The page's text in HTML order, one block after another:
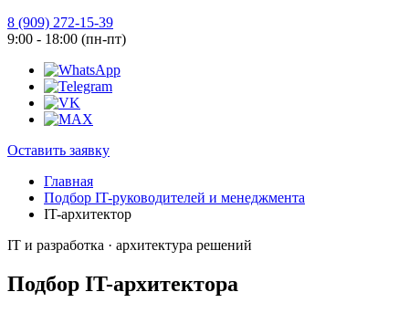
8 (909) 272-15-39
9:00 - 18:00 (пн-пт)
Оставить заявку
Главная
Подбор IT-руководителей и менеджмента
IT-архитектор
IT и разработка · архитектура решений
Подбор IT-архитектора